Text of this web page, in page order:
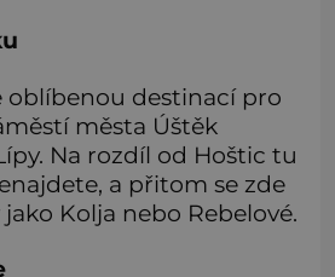
oblíbenou destinací pro
města Úštěk
Na rozdíl od Hoštic tu
a přitom se zde
Kolja nebo Rebelové.